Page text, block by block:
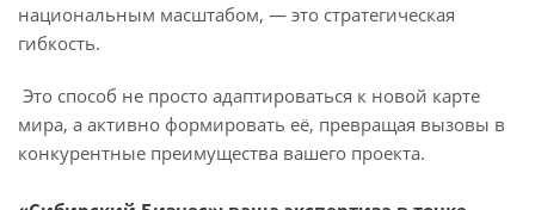
национальным масштабом, — это стратегическая
гибкость.
Это способ не просто адаптироваться к новой карте
мира, а активно формировать её, превращая вызовы в
конкурентные преимущества вашего проекта.